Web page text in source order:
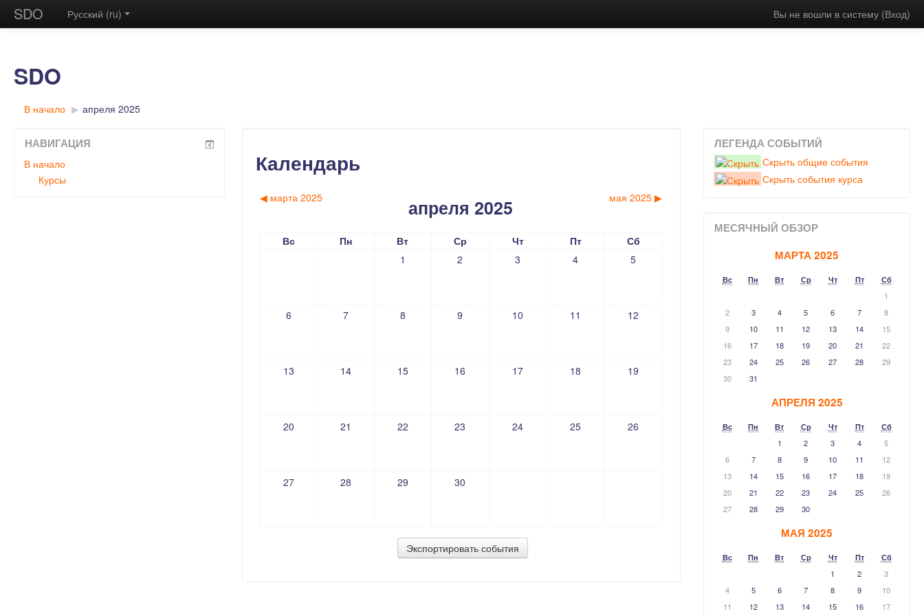
SDO Вы не вошли в систему (Вход)
Русский (ru)
SDO
В начало ▶︎ апреля 2025
Календарь
◀︎ марта 2025 апреля 2025 мая 2025 ▶︎
Вс Пн Вт Ср Чт Пт
Сб
1
2 3 4 5
6 7 8 9 10 11 12
13 14 15 16 17 18 19
20 21 22 23 24 25 26
27 28 29 30
НАВИГАЦИЯ
В начало
Курсы
ЛЕГЕНДА СОБЫТИЙ
Скрыть общие события
Скрыть события курса
МЕСЯЧНЫЙ ОБЗОР
МАРТА 2025
Вс Пн Вт Ср Чт Пт
Сб
1
2
3 4 5 6 7
8
9
10 11 12 13 14
15
16
17 18 19 20 21
22
23
24 25 26 27 28
29
30
31
АПРЕЛЯ 2025
Вс Пн Вт Ср Чт Пт
Сб
1
2 3 4
5
6
7 8 9 10 11
12
13
14 15 16 17 18
19
20
21 22 23 24 25
26
27
28 29 30
МАЯ 2025
Вс Пн Вт Ср Чт Пт
Сб
1
2
3
4
5 6 7 8 9
10
11
12 13 14 15 16 17